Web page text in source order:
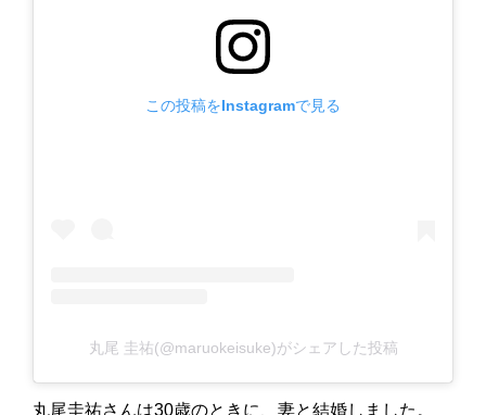
この投稿をInstagramで見る
丸尾 圭祐(@maruokeisuke)がシェアした投稿
丸尾圭祐さんは30歳のときに、妻と結婚しました。